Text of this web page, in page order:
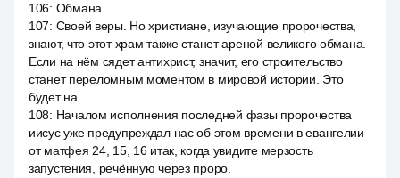
106: Обмана.
107: Своей веры. Но христиане, изучающие пророчества,
знают, что этот храм также станет ареной великого обмана.
Если на нём сядет антихрист, значит, его строительство
станет переломным моментом в мировой истории. Это
будет на
108: Началом исполнения последней фазы пророчества
иисус уже предупреждал нас об этом времени в евангелии
от матфея 24, 15, 16 итак, когда увидите мерзость
запустения, речённую через проро.